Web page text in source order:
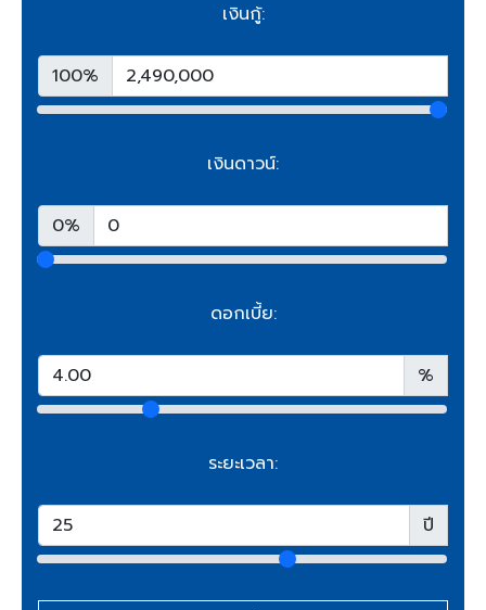
เงินกู้:
100%
เงินดาวน์:
0%
ดอกเบี้ย:
%
ระยะเวลา:
ปี